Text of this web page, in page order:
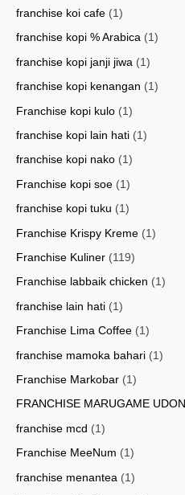
franchise koi cafe (1)
franchise kopi % Arabica (1)
franchise kopi janji jiwa (1)
franchise kopi kenangan (1)
Franchise kopi kulo (1)
franchise kopi lain hati (1)
franchise kopi nako (1)
Franchise kopi soe (1)
franchise kopi tuku (1)
Franchise Krispy Kreme (1)
Franchise Kuliner (119)
Franchise labbaik chicken (1)
franchise lain hati (1)
Franchise Lima Coffee (1)
franchise mamoka bahari (1)
Franchise Markobar (1)
FRANCHISE MARUGAME UDON
franchise mcd (1)
Franchise MeeNum (1)
franchise menantea (1)